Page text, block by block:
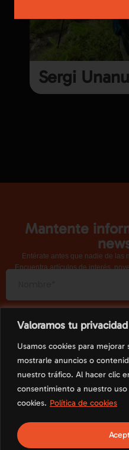
Valoramos tu privacidad
Usamos cookies para
mostrarle anuncios o
nuestro tráfico. Al hacer clic
consentimiento a nuestro uso
cookies. Política de cookies
Sergi
Mantente
Entérate antes que nadie de las
Encuentra artículos de interés,
Términos